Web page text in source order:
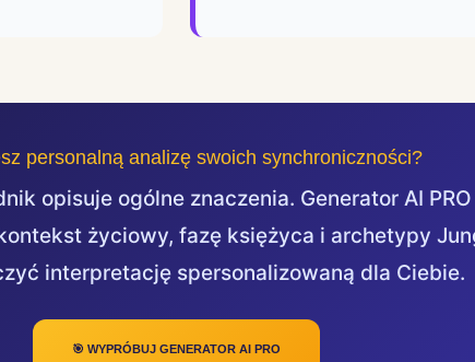
personalną analizę swoich synchroniczności?
opisuje ogólne znaczenia. Generator AI PRO
życiowy, fazę księżyca i archetypy
interpretację spersonalizowaną dla Ciebie.
🎯 WYPRÓBUJ GENERATOR AI PRO